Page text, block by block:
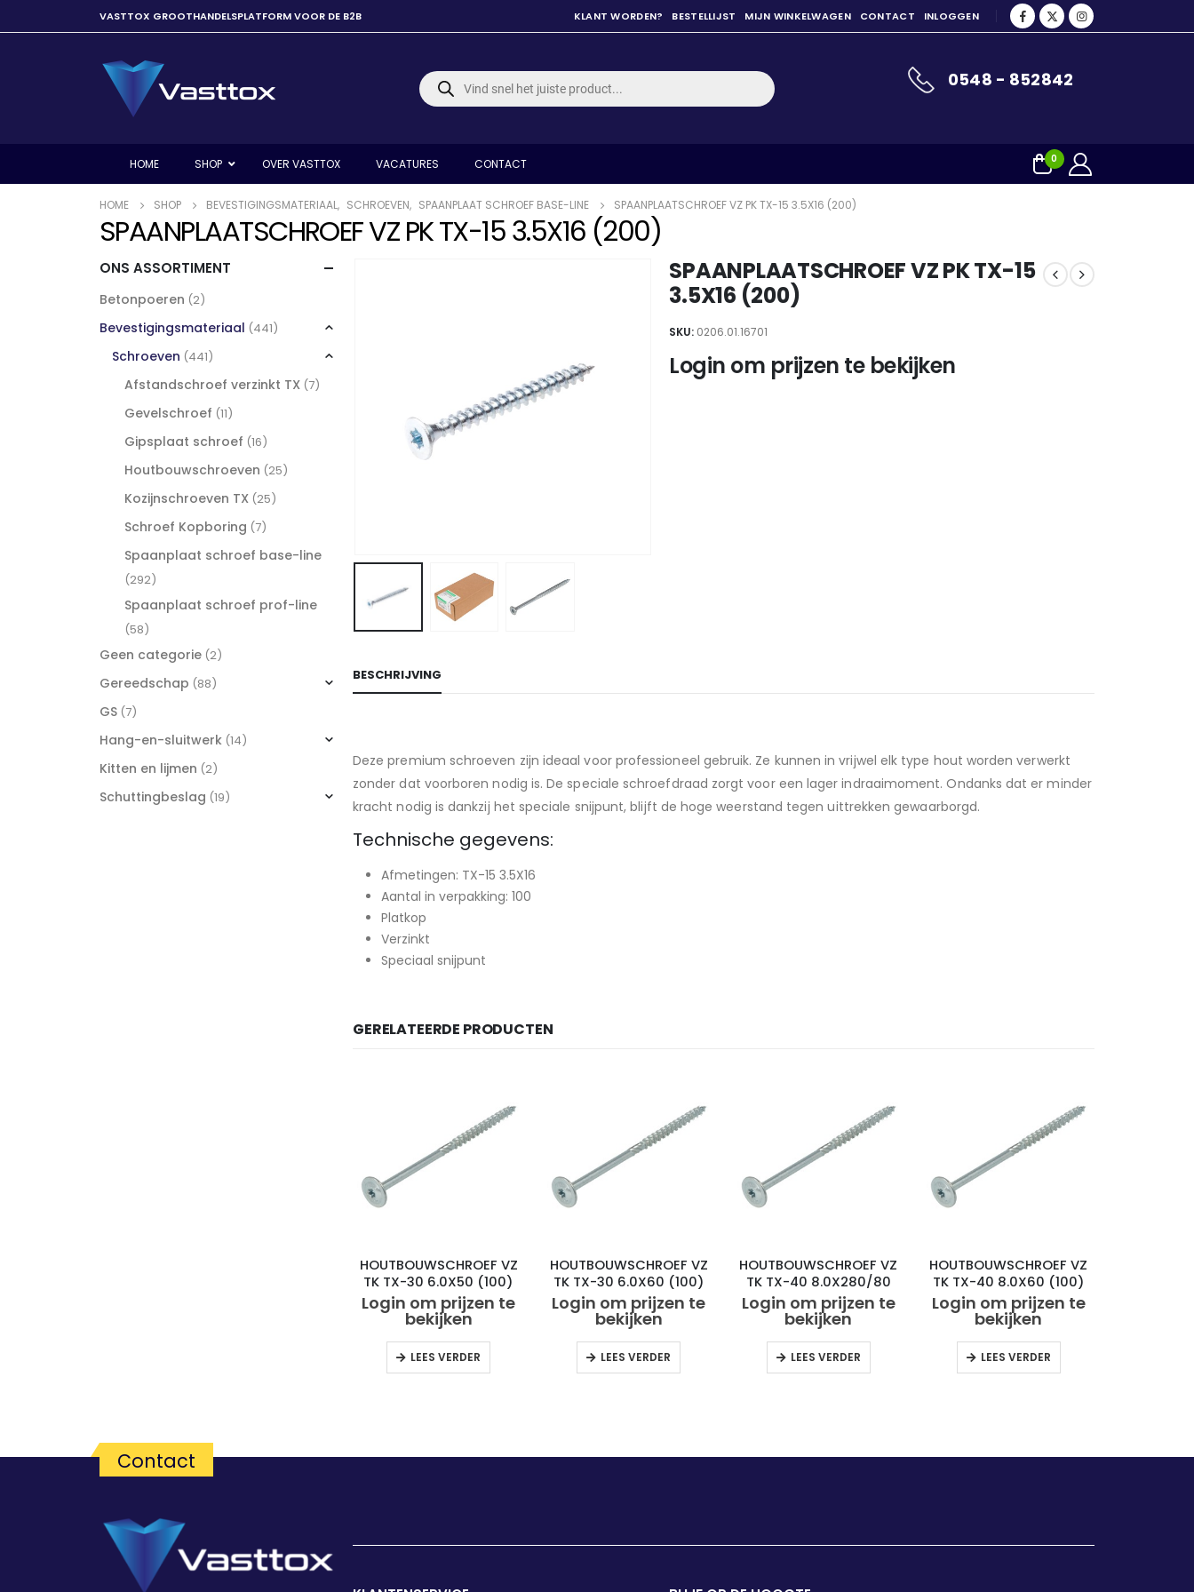
VASTTOX GROOTHANDELSPLATFORM VOOR DE B2B KLANT WORDEN? BESTELLIJST MIJN WINKELWAGEN CONTACT INLOGGEN
Producten
zoeken 0548 - 852842
HOME SHOP OVER VASTTOX VACATURES CONTACT 0
HOME SHOP BEVESTIGINGSMATERIAAL, SCHROEVEN, SPAANPLAAT SCHROEF BASE-LINE SPAANPLAATSCHROEF VZ PK TX-15 3.5X16 (200)
SPAANPLAATSCHROEF VZ PK TX-15 3.5X16 (200)
SPAANPLAATSCHROEF VZ PK TX-15
3.5X16 (200)
SKU: 0206.01.16701
Login om prijzen te bekijken
BESCHRIJVING
Deze premium schroeven zijn ideaal voor professioneel gebruik. Ze kunnen in vrijwel elk type hout worden verwerkt
zonder dat voorboren nodig is. De speciale schroefdraad zorgt voor een lager indraaimoment. Ondanks dat er minder
kracht nodig is dankzij het speciale snijpunt, blijft de hoge weerstand tegen uittrekken gewaarborgd.
Technische gegevens:
Afmetingen: TX-15 3.5X16
Aantal in verpakking: 100
Platkop
Verzinkt
Speciaal snijpunt
GERELATEERDE PRODUCTEN
HOUTBOUWSCHROEF VZ
TK TX-30 6.0X50 (100)
Login om prijzen te
bekijken
LEES VERDER
HOUTBOUWSCHROEF VZ
TK TX-30 6.0X60 (100)
Login om prijzen te
bekijken
LEES VERDER
HOUTBOUWSCHROEF VZ
TK TX-40 8.0X280/80
(50)
Login om prijzen te
bekijken
LEES VERDER
HOUTBOUWSCHROEF VZ
TK TX-40 8.0X60 (100)
Login om prijzen te
bekijken
LEES VERDER
ONS ASSORTIMENT
Betonpoeren (2)
Bevestigingsmateriaal (441)
Schroeven (441)
Afstandschroef verzinkt TX (7)
Gevelschroef (11)
Gipsplaat schroef (16)
Houtbouwschroeven (25)
Kozijnschroeven TX (25)
Schroef Kopboring (7)
Spaanplaat schroef base-line
(292)
Spaanplaat schroef prof-line
(58)
Geen categorie (2)
Gereedschap (88)
GS (7)
Hang-en-sluitwerk (14)
Kitten en lijmen (2)
Schuttingbeslag (19)
Contact